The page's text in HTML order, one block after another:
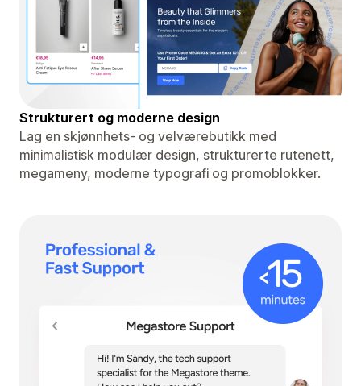
Strukturert og moderne design
Lag en skjønnhets- og velværebutikk med
minimalistisk modulær design, strukturerte rutenett,
megameny, moderne typografi og promoblokker.